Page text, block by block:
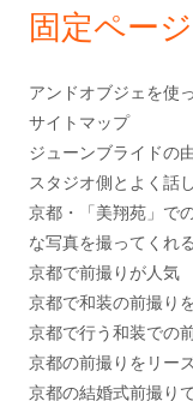
バ
ー
固定ページ
アンドオブジェを使
サイトマップ
ジューンブライドの
スタジオ側とよく話
京都・「美翔苑」で
な写真を撮ってくれる
京都で前撮りが人気
京都で和装の前撮り
京都で行う和装での
京都の前撮りをリー
京都の結婚式前撮り